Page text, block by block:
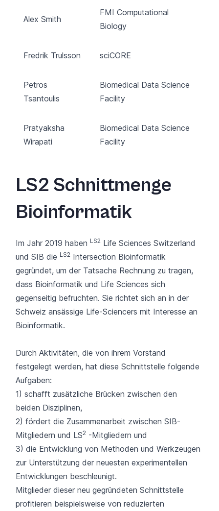
Alex Smith
FMI Computational
Biology
Fredrik Trulsson sciCORE
Petros
Tsantoulis
Biomedical Data Science
Facility
Pratyaksha
Wirapati
Biomedical Data Science
Facility
LS2 Schnittmenge
Bioinformatik
Im Jahr 2019 haben LS2 Life Sciences Switzerland
und SIB die LS2 Intersection Bioinformatik
gegründet, um der Tatsache Rechnung zu tragen,
dass Bioinformatik und Life Sciences sich
gegenseitig befruchten. Sie richtet sich an in der
Schweiz ansässige Life-Sciencers mit Interesse an
Bioinformatik.
Durch Aktivitäten, die von ihrem Vorstand
festgelegt werden, hat diese Schnittstelle folgende
Aufgaben:
1) schafft zusätzliche Brücken zwischen den
beiden Disziplinen,
2) fördert die Zusammenarbeit zwischen SIB-
Mitgliedern und LS2 -Mitgliedern und
3) die Entwicklung von Methoden und Werkzeugen
zur Unterstützung der neuesten experimentellen
Entwicklungen beschleunigt.
Mitglieder dieser neu gegründeten Schnittstelle
profitieren beispielsweise von reduzierten